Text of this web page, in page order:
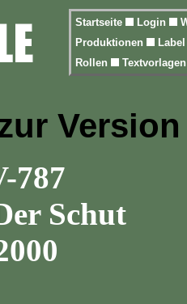
Startseite Login
Produktionen
Rollen
Version
787
Schut